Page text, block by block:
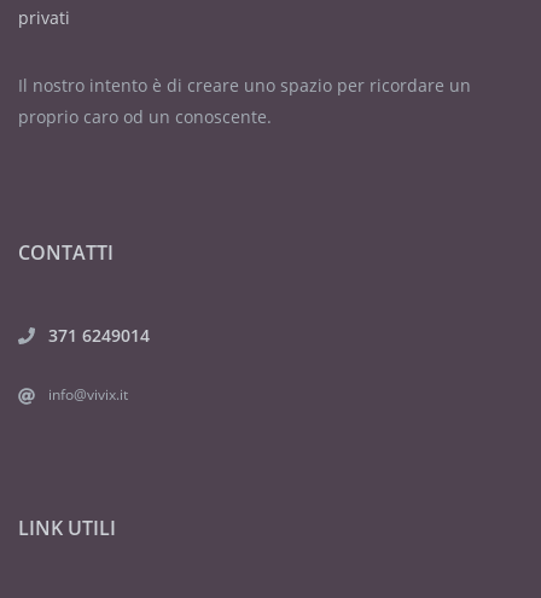
privati
Il nostro intento è di creare uno spazio per ricordare un
proprio caro od un conoscente.
CONTATTI
371 6249014
info@vivix.it
LINK UTILI